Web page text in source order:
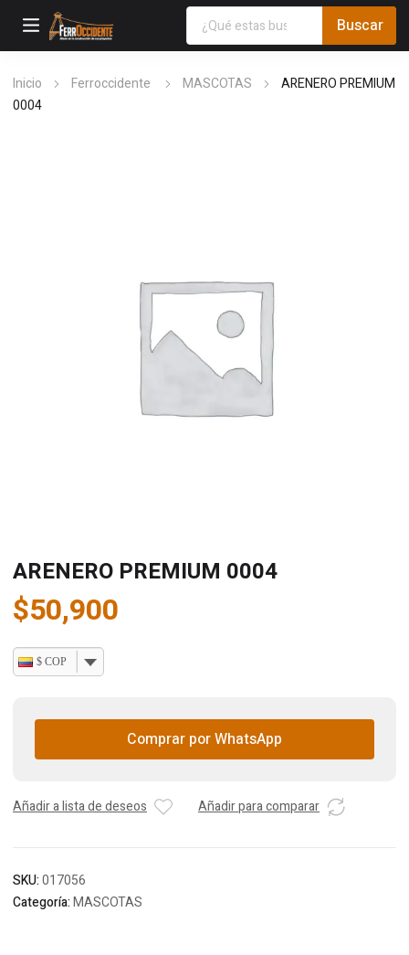
Inicio Ferroccidente MASCOTAS
ARENERO PREMIUM
0004
ARENERO PREMIUM 0004
$50,900
$ COP
Comprar por WhatsApp
Añadir a lista de deseos Añadir para comparar
SKU:017056
Categoría:MASCOTAS